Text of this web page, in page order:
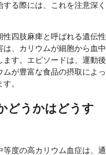
る際には、これを注意深く
四肢麻痺と呼ばれる遺伝性
、カリウムが細胞から血中
す。エピソードは、運動後
が豊富な食品の摂取によっ
。
どうかはどうす
度の高カリウム血症は、通